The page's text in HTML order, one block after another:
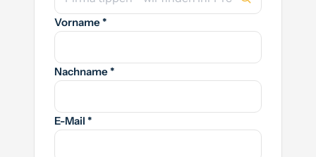
Vorname *
Nachname *
E-Mail *